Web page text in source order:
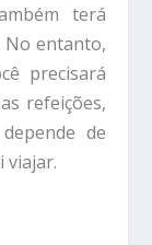
terá
No entanto,
precisará
refeições,
de
viajar.